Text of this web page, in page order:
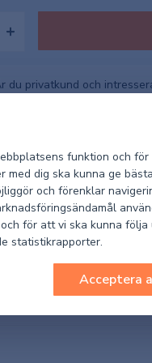
funktion och
dig ska kunna ge
och förenklar
för att vi ska kunna följa
statistikrapporter.
Acceptera
du privatkund och
leverantör 152555
Seacloud 1002-